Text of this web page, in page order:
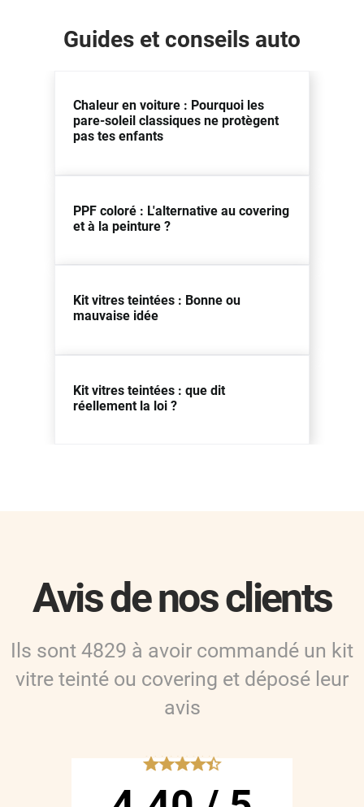
Guides et conseils auto
Chaleur en voiture : Pourquoi les
pare-soleil classiques ne protègent
pas tes enfants
PPF coloré : L'alternative au covering
et à la peinture ?
Kit vitres teintées : Bonne ou
mauvaise idée
Kit vitres teintées : que dit
réellement la loi ?
Avis de nos clients
Ils sont 4829 à avoir commandé un kit
vitre teinté ou covering et déposé leur
avis
*****